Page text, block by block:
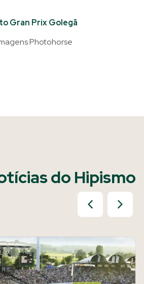
Gran Prix Golegã
Photohorse
do Hipismo